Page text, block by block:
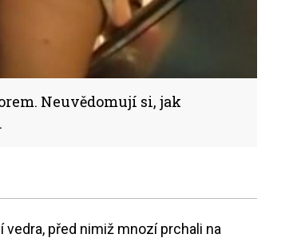
Neuvědomují si, jak
před nimiž mnozí prchali na